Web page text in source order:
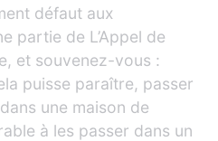
défaut aux
partie de L’Appel de
et souvenez-vous :
puisse paraître, passer
une maison de
à les passer dans un